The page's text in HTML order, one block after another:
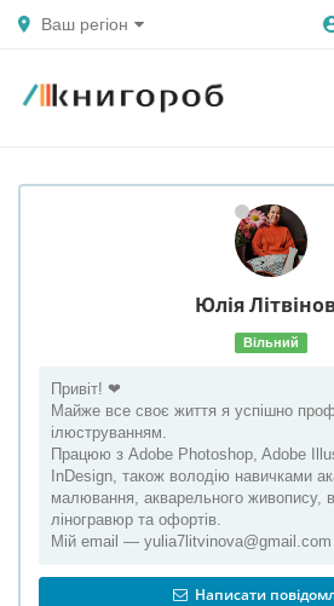
Ваш регіон
Юлія
Вільний
Привіт! ❤
Майже все своє життя я успішно
ілюструванням.
Працюю з Adobe Photoshop, Adobe
InDesign, також володію навичками
малювання, акварельного живопису,
ліногравюр та офортів.
Мій email — yulia7litvinova@gmail.com
Написати